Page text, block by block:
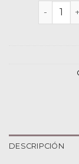
bolsos
DESCRIPCIÓN